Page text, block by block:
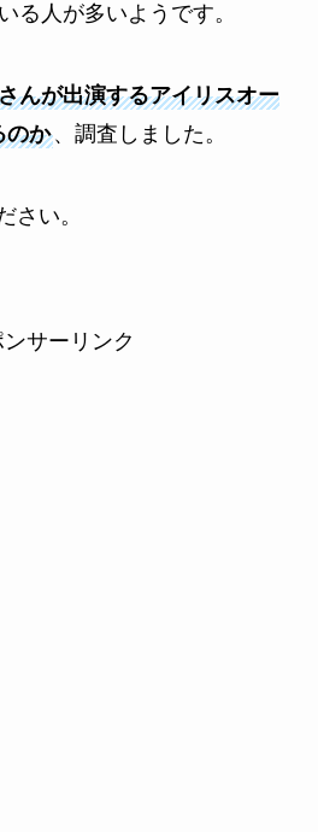
る人が多いようです。
んが出演するアイリスオー
のか、調査しました。
さい。
ンサーリンク